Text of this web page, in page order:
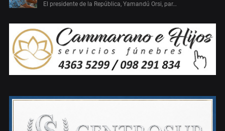
El presidente de la República, Yamandú Orsi, par…